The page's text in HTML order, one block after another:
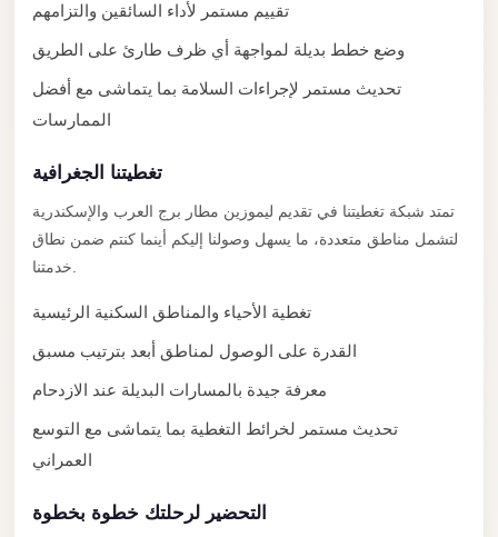
تقييم مستمر لأداء السائقين والتزامهم
وضع خطط بديلة لمواجهة أي ظرف طارئ على الطريق
تحديث مستمر لإجراءات السلامة بما يتماشى مع أفضل
الممارسات
تغطيتنا الجغرافية
تمتد شبكة تغطيتنا في تقديم ليموزين مطار برج العرب والإسكندرية
لتشمل مناطق متعددة، ما يسهل وصولنا إليكم أينما كنتم ضمن نطاق
تغطية الأحياء والمناطق السكنية الرئيسية
القدرة على الوصول لمناطق أبعد بترتيب مسبق
معرفة جيدة بالمسارات البديلة عند الازدحام
تحديث مستمر لخرائط التغطية بما يتماشى مع التوسع
العمراني
التحضير لرحلتك خطوة بخطوة
Limousine
Service
North
Coast
Capital
Taxi
Transfer
from
Airport
Cairo